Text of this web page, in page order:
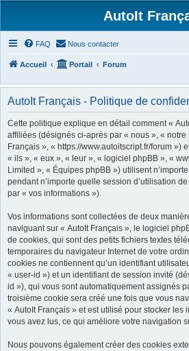
AutoIt
FAQ Nous contacter
Accueil Portail Forum
AutoIt Français - Politique de
Cette politique explique en détail comment «
affiliées (désignés ci-après par « nous », « notre
Français », « https://www.autoitscript.fr/forum »)
« ils », « eux », « leur », « logiciel phpBB », «
Limited », « Équipes phpBB ») utilisent
pendant n’importe quelle session d’utilisation
par « vos informations »).
Vos informations sont collectées de deux
naviguant sur « AutoIt Français », le logiciel
de cookies, qui sont des petits fichiers textes
temporaires du navigateur Internet de votre
cookies ne contiennent qu’un identifiant
« user-id ») et un identifiant de session invité
id »), qui vous sont automatiquement assignés
troisième cookie sera créé une fois que vous
« AutoIt Français » et est utilisé pour stocker les
vous avez lus, ce qui améliore votre navigation
Nous pouvons également créer des cookies